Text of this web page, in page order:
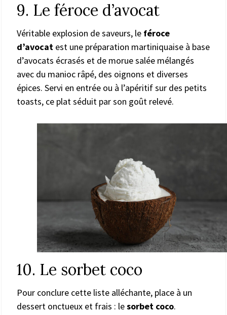
9. Le féroce d’avocat
Véritable explosion de saveurs, le féroce
d’avocat est une préparation martiniquaise à base
d’avocats écrasés et de morue salée mélangés
avec du manioc râpé, des oignons et diverses
épices. Servi en entrée ou à l’apéritif sur des petits
toasts, ce plat séduit par son goût relevé.
10. Le sorbet coco
Pour conclure cette liste alléchante, place à un
dessert onctueux et frais : lesorbet coco.